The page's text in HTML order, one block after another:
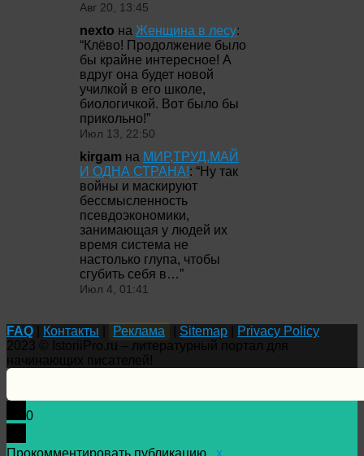
Авг 20, 13:45
nexto на Женщина в лесу:
“Клёво! Продолжение было
бы крайне интересное! А
вдруг она будет новой
училкой в его школе,
биологичкой. Вот было бы
прикольно!”
Июл 13, 22:50
kirgam на МИР,ТРУД,МАЙ
И ОДНА СТРАНА!: “Ну так
войны и маскируют
бессмысленность
псевдоэкономики,
занимающая у людей их
время система не
настолько глупа, чтобы
сгубить себя в…”
Июл 4, 01:41
FAQ Контакты Реклама Sitemap
Privacy Policy
0